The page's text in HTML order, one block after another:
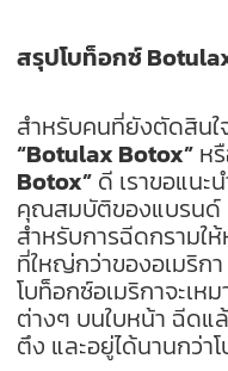
สรุปโบท็อกซ์
สำหรับคนที่ยังตัดสินใ
“Botulax Botox” ห
Botox” ดี เราขอแนะ
คุณสมบัติของแบรนด์
สำหรับการฉีดกรามให้
ที่ใหญ่กว่าของอเมริก
โบท็อกซ์อเมริกาจะเ
ต่างๆ บนใบหน้า ฉีดแ
ตึง และอยู่ได้นานกว่า